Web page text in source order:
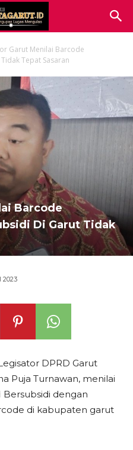
Garut Menilai Barcode
Tepat Sasaran
Barcode
Di Garut Tidak
2023
DPRD Garut
Puja Turnawan, menilai
dengan
di kabupaten garut